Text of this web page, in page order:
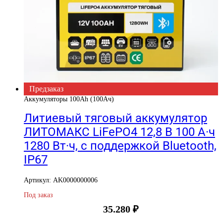
Предзаказ
Аккумуляторы 100Ah (100Ач)
Литиевый тяговый аккумулятор
ЛИТОМАКС LiFePO4 12,8 В 100 А·ч
1280 Вт·ч, с поддержкой Bluetooth,
IP67
Артикул: AK0000000006
Под заказ
35.280 ₽